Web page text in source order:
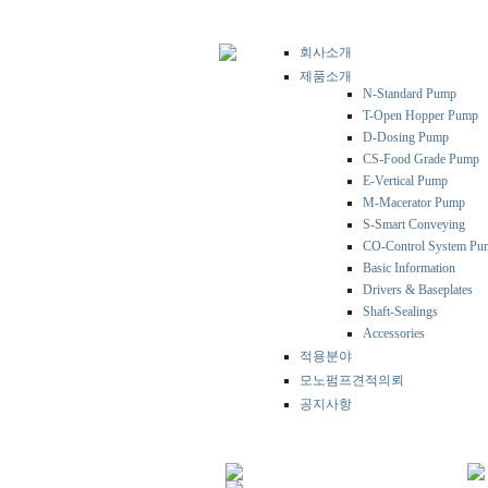
회사소개
제품소개
N-Standard Pump
T-Open Hopper Pump
D-Dosing Pump
CS-Food Grade Pump
E-Vertical Pump
M-Macerator Pump
S-Smart Conveying
CO-Control System
Basic Information
Drivers & Baseplates
Shaft-Sealings
Accessories
적용분야
모노펌프견적의뢰
공지사항